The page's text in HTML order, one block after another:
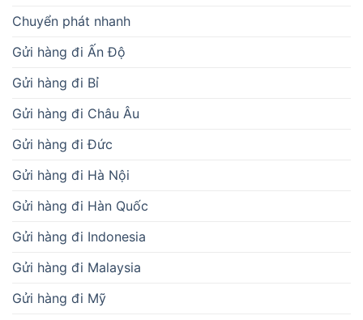
Chuyển phát nhanh
Gửi hàng đi Ấn Độ
Gửi hàng đi Bỉ
Gửi hàng đi Châu Âu
Gửi hàng đi Đức
Gửi hàng đi Hà Nội
Gửi hàng đi Hàn Quốc
Gửi hàng đi Indonesia
Gửi hàng đi Malaysia
Gửi hàng đi Mỹ